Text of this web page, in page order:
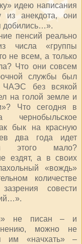
идею написания
анекдота, они
добились…».
пенсий реально
числа «группы
не всем, а только
Что они совсем
службы был
без всякой
на голой земле и
Что сегодня в
чернобыльское
бык на красную
два года идет
этого мало?
ездят, а в своих
«вождь»
количестве
совести
не писан – и
можно не
им «начхать» –